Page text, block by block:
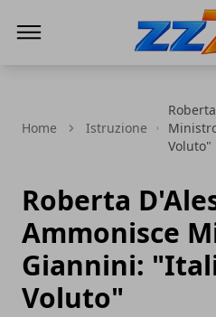
Home Istruzione
Voluto"
Roberta
Ammonisce
Giannini:
Voluto"